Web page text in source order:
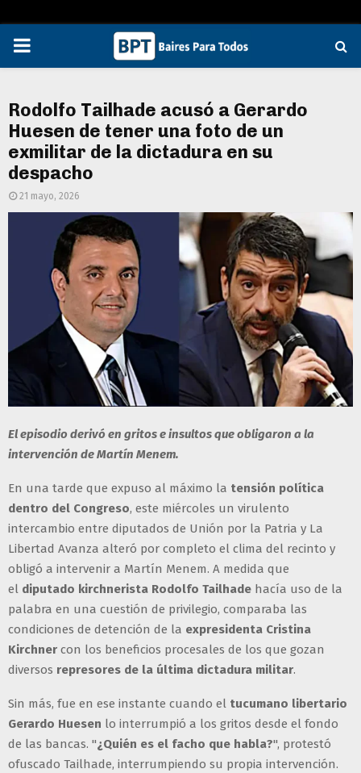
PRIMARY
Rodolfo Tailhade acusó a Gerardo
Huesen de tener una foto de un
exmilitar de la dictadura en su
despacho
21 mayo, 2026
El episodio derivó en gritos e insultos que obligaron a la
intervención de Martín Menem.
En una tarde que expuso al máximo la tensión política
dentro del Congreso, este miércoles un virulento
intercambio entre diputados de Unión por la Patria y La
Libertad Avanza alteró por completo el clima del recinto y
obligó a intervenir a Martín Menem. A medida que
el diputado kirchnerista Rodolfo Tailhade hacía uso de la
palabra en una cuestión de privilegio, comparaba las
condiciones de detención de la expresidenta Cristina
Kirchner con los beneficios procesales de los que gozan
diversos represores de la última dictadura militar.
Sin más, fue en ese instante cuando el tucumano libertario
Gerardo Huesen lo interrumpió a los gritos desde el fondo
de las bancas. "¿Quién es el facho que habla?", protestó
ofuscado Tailhade, interrumpiendo su propia intervención.